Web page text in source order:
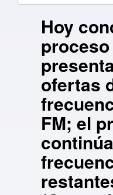
Hoy
ofertas
FM; el